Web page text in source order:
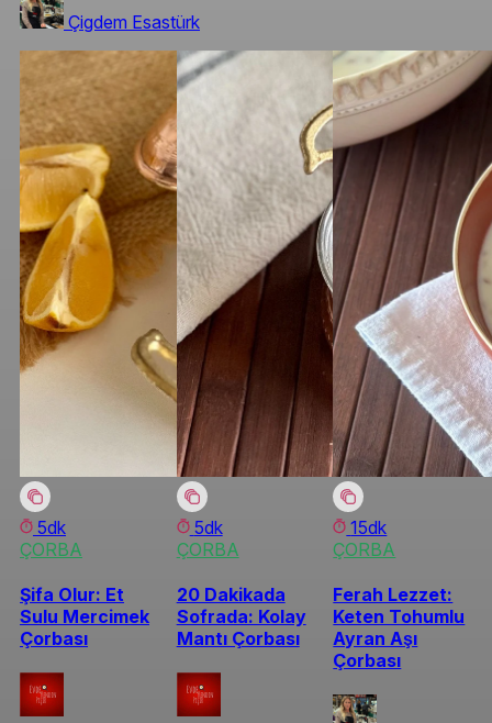
Çigdem Esastürk
5dk
ÇORBA
Şifa Olur: Et
Sulu Mercimek
Çorbası
5dk
ÇORBA
20 Dakikada
Sofrada: Kolay
Mantı Çorbası
15dk
ÇORBA
Ferah Lezzet:
Keten Tohumlu
Ayran Aşı
Çorbası